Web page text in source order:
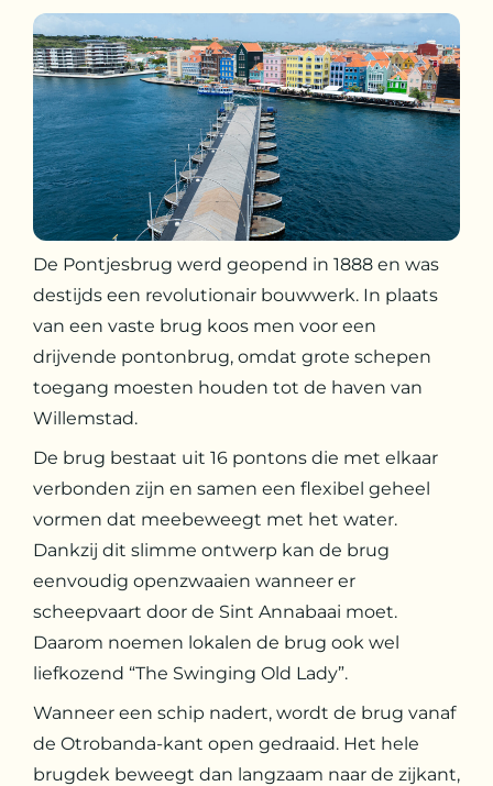
De Pontjesbrug werd geopend in 1888 en was
destijds een revolutionair bouwwerk. In plaats
van een vaste brug koos men voor een
drijvende pontonbrug, omdat grote schepen
toegang moesten houden tot de haven van
Willemstad.
De brug bestaat uit 16 pontons die met elkaar
verbonden zijn en samen een flexibel geheel
vormen dat meebeweegt met het water.
Dankzij dit slimme ontwerp kan de brug
eenvoudig openzwaaien wanneer er
scheepvaart door de Sint Annabaai moet.
Daarom noemen lokalen de brug ook wel
liefkozend “The Swinging Old Lady”.
Wanneer een schip nadert, wordt de brug vanaf
de Otrobanda-kant open gedraaid. Het hele
brugdek beweegt dan langzaam naar de zijkant,